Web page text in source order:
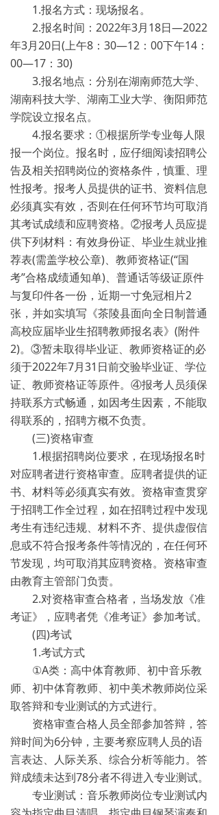
1.报名方式：现场报名。
2.报名时间：2022年3月18日—2022
年3月20日(上午8：30—12：00下午14：
00—17：30)
3.报名地点：分别在湖南师范大学、
湖南科技大学、湖南工业大学、衡阳师范
学院设立报名点。
4.报名要求：①根据所学专业每人限
报一个岗位。报名时，应仔细阅读招聘公
告及相关招聘岗位的资格条件，慎重、理
性报考。报考人员提供的证书、资料信息
必须真实有效，否则在任何环节均可取消
其考试成绩和应聘资格。②报考人员应提
供下列材料：有效身份证、毕业生就业推
荐表(需盖学校公章)、教师资格证(“国
考”合格成绩通知单)、普通话等级证原件
与复印件各一份，近期一寸免冠相片2
张，并如实填写《茶陵县面向全日制普通
高校应届毕业生招聘教师报名表》(附件
2)。③暂未取得毕业证、教师资格证的必
须于2022年7月31日前交验毕业证、学位
证、教师资格证等原件。④报考人员须保
持联系方式畅通，如因考生因素，不能取
得联系的，招聘方概不负责。
(三)资格审查
1.根据招聘岗位要求，在现场报名时
对应聘者进行资格审查。应聘者提供的证
书、材料等必须真实有效。资格审查贯穿
于招聘工作全过程，如在招聘过程中发现
考生有违纪违规、材料不齐、提供虚假信
息或不符合报考条件等情况的，在任何环
节发现，均可取消其应聘资格。资格审查
由教育主管部门负责。
2.对资格审查合格者，当场发放《准
考证》，应聘者凭《准考证》参加考试。
(四)考试
1.考试方式
①A类：高中体育教师、初中音乐教
师、初中体育教师、初中美术教师岗位采
取答辩和专业测试的方式进行。
资格审查合格人员全部参加答辩，答
辩时间为6分钟，主要考察应聘人员的语
言表达、人际关系、综合分析等能力。答
辩成绩未达到78分者不得进入专业测试。
专业测试：音乐教师岗位专业测试内